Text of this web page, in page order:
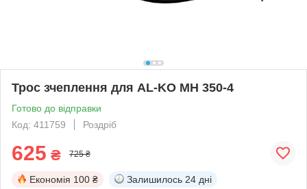
Трос зчеплення для AL-KO MH 350-4
Готово до відправки
Код: 411759
Роздріб
625 ₴ 725 ₴
Економія 100 ₴ Залишилось 24 дні